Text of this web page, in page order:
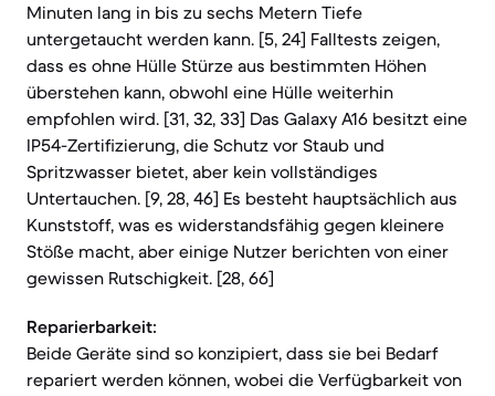
Minuten lang in bis zu sechs Metern Tiefe
untergetaucht werden kann. [5, 24] Falltests zeigen,
dass es ohne Hülle Stürze aus bestimmten Höhen
überstehen kann, obwohl eine Hülle weiterhin
empfohlen wird. [31, 32, 33] Das Galaxy A16 besitzt eine
IP54-Zertifizierung, die Schutz vor Staub und
Spritzwasser bietet, aber kein vollständiges
Untertauchen. [9, 28, 46] Es besteht hauptsächlich aus
Kunststoff, was es widerstandsfähig gegen kleinere
Stöße macht, aber einige Nutzer berichten von einer
gewissen Rutschigkeit. [28, 66]
Reparierbarkeit:
Beide Geräte sind so konzipiert, dass sie bei Bedarf
repariert werden können, wobei die Verfügbarkeit von